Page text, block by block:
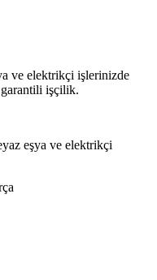
ve elektrikçi işlerinizde
işçilik.
eşya ve elektrikçi